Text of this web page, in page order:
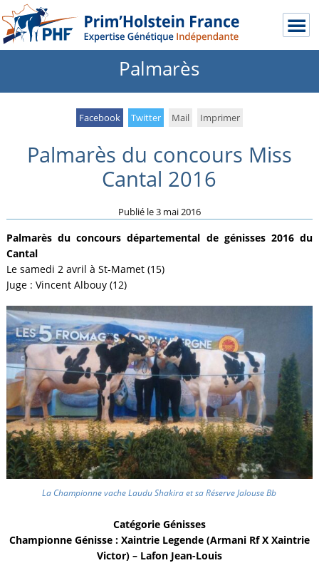
Palmarès
Facebook Twitter Mail Imprimer
Palmarès du concours Miss
Cantal 2016
Publié le3 mai 2016
Palmarès du concours départemental de génisses 2016 du
Cantal
Le samedi 2 avril à St-Mamet (15)
Juge : Vincent Albouy (12)
La Championne vache Laudu Shakira et sa Réserve Jalouse Bb
Catégorie Génisses
Championne Génisse : Xaintrie Legende (Armani Rf X Xaintrie
Victor) – Lafon Jean-Louis